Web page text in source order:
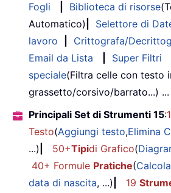
Fogli
Biblioteca di risorse
Automatico)
Selettore di
lavoro
Crittografa/
Email da Lista
Super Filtri
speciale(Filtra celle con testo
grassetto/corsivo/barrato...) ...
Principali Set di Strumenti 15:
Testo(Aggiungi testo,Elimina
...)
50+Tipidi Grafico(
40+ Formule Pratiche(
data di nascita, ...) 19